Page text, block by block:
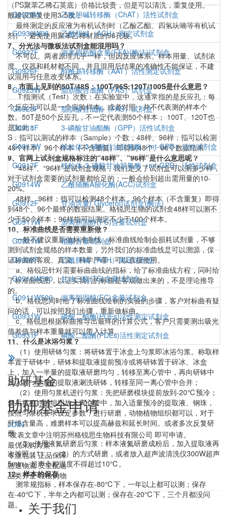
（PS聚苯乙稀石英底）价格比较贵，但是可以清洗，重复使用。一
般建议重复使用3-5次；
最终测定的反应液为有机试剂时（乙酸乙酯、四氢呋喃等有机试
剂），避免使用聚苯乙稀材质的96孔板。
7、分光法与微板法试剂盒能混用吗？
不可以。两者原理几乎一样，但因反应体系、样本用量、试剂浓
度、仪器和耗材都不同，并且混用后结果的准确性不能保证，不建
议混用与任意改变体系。
8、市面上见到的50T/48S；100T/96S;120T/100S是什么意思？
T:指测试（Test）次数；在实验室中，这通常指的是反应孔；每
个反应孔可以是一个实验样本，或者对照；并不代表测的样本个
数。50T是50个反应孔，不一定代表测50个样本； 100T、120T也
是如此；
S：指可以测试的样本（Sample）个数；48样、96样：指可以检测
48个样本、96个样本（不含重复）即得到48个、96个数据结果
9、官网上试剂盒规格标注的“48样”、“96样”是什么意思呢？
“48样”、“96样”是试剂盒规格，我们定义了试剂盒可以测多少样，
对于试剂盒需要的试剂量都给足的；一般会给到超出需用量的10-
20%。
48样、96样：指可以检测48个样本、96个样本（不含重复）即得
到48个、96个最终的数据结果。格锐思生物的试剂盒48样可以测不
少于50个样本；96样指可以测定不少于100个样本。
10、标准曲线是否需要重新做？
一般不建议重新做标准曲线，标准曲线绘制会损耗试剂量，不够
测到试剂盒规格的样本数量，另外我们的标准曲线是可以溯源，保
证标曲的客观、真实、科学严谨，可以直接使用。
a、格锐思针对需要标曲曲线的指标，给了标准曲线方程，同时给
了标准曲线图，以证实我们的标曲是客观做出来的，不是理论推导
的。
b、格锐思同时给了标准曲线绘制的实验的步骤，客户对标曲有疑
问的话，可以按照我们步骤，重新做标曲。
c、格锐思根据标曲推导出最终的计算公式，客户只需要测出吸光
值差值与样本重量就可以带入计算。
11、什么是冰浴匀浆？
（1）使用研钵匀浆：将研钵置于冰盒上匀浆即冰浴匀浆。称取样
本置于研钵中，研钵和提取液提前预冷或将研钵置于碎冰、冰盒
上，加入一半量的提取液研磨均匀，转移至离心管中，再向研钵中
加入另一半量的提取液涮洗研钵，转移至同一离心管中合并；
（2）使用匀浆机进行匀浆：先把研磨模块提前放到-20℃预冷；
然后将称好的组织放入离心管中，加入适量预冷的提取液、钢珠，
按照匀浆机要求设定参数，进行研磨，动物植物组织都可以，对于
纤维含量高，难磨样本可以提高赫兹和延长时间。或者多次反复研
磨
（3）使用液氮研磨后匀浆：样本液氮研磨成粉后，加入提取液再
次按照（1）、（2）的方式研磨，或者放入超声波清洗仪300W超声
5min，超声全程温度不得超过10℃。
12、样本的保存
测常规指标，样本保存在-80℃下，一年以上都可以测；保存
在-40℃下，半年之内都可以测；保存在-20℃下，三个月都没问
题。
G0929W
乙酰胆碱转移酶（ChAT）活性试剂盒
G0930W96
乙酰胆碱（ACH）测定试剂盒
G0927F
游离脂肪酸含量(FFA)(酶法)试剂盒
G0926F
醇酰基转移酶（AAT）活性测定试剂盒
G0923W
脂肪酸合成酶（FAS）试剂盒
G0923F
脂肪酸合成酶（FAS）试剂盒
G0918F
3-磷酸甘油酯酶（GPP）活性试剂盒
G0917W
线粒体-3-磷酸甘油脱氢酶（mt-GPD）活性试剂盒
G0917F
线粒体-3-磷酸甘油脱氢酶（mt-GPD）活性试剂盒
G0914W
乙酰辅酶A羧化酶(ACC)试剂盒
G0912F
甘油含量( Glycerol)试剂盒(酶法)
G0911W
游离胆固醇(FC)含量试剂盒
G0921W
植酸含量试剂盒
G0930F
乙酰胆碱（ACH）测定试剂盒
G0910W500
甘油三酯(TG)含量试剂盒
G0911W500
游离胆固醇(FC)含量试剂盒
G0931W
磷酸二酯酶(PDEs)活性测定试剂盒
G0931F
磷酸二酯酶(PDEs)活性测定试剂盒
助研基金
助研基金申请
JOIN
*发表文章中注明苏州格锐思生物科技有限公司 即可申请。
最优采购方案
专业包装 正品保障
急速物流 安全配送
品类齐全 轻松购物
关于我们